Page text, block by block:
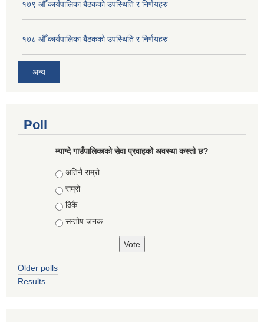
१७९ औँ कार्यपालिका बैठकको उपस्थिति र निर्णयहरु
१७८ औँ कार्यपालिका बैठकको उपस्थिति र निर्णयहरु
अन्य
Poll
म्याग्दे गाउँपालिकाको सेवा प्रवाहको अवस्था कस्तो छ?
Choices
अतिनै राम्रो
राम्रो
ठिकै
सन्तोष जनक
Older polls
Results